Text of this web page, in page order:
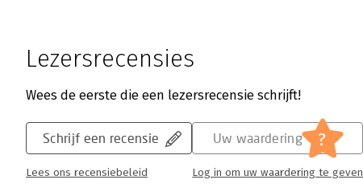
Lezersrecensies
Wees de eerste die een lezersrecensie schrijft!
Schrijf een recensie
Lees ons recensiebeleid
Uw waardering ?
Log in om uw waardering te geven